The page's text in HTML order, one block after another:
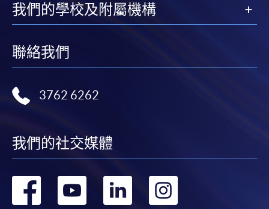
我們的學校及附屬機構
聯絡我們
3762 6262
我們的社交媒體
轉
轉
轉